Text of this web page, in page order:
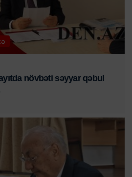
növbəti səyyar qəbul